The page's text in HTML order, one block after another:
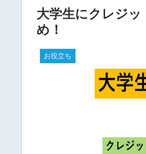
大学生にクレジ
め！
お役立ち